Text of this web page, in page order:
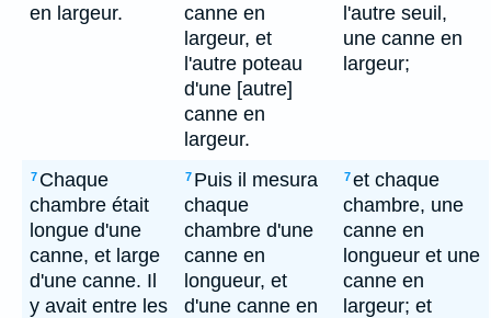
en largeur.
canne en
largeur, et
l'autre poteau
d'une [autre]
canne en
largeur.
l'autre seuil,
une canne en
largeur;
7 Chaque
chambre était
longue d'une
canne, et large
d'une canne. Il
y avait entre les
7 Puis il mesura
chaque
chambre d'une
canne en
longueur, et
d'une canne en
7et chaque
chambre, une
canne en
longueur et une
canne en
largeur; et